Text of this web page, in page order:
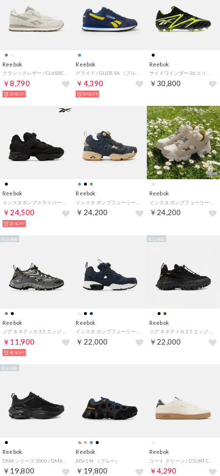
Reebok
￥8,790
33%OFF
Reebok
￥4,390
50%OFF
Reebok
￥30,800
Reebok
￥24,500
25%OFF
Reebok
￥24,200
Reebok
￥24,200
Reebok
￥11,900
雑誌掲載
45%OFF
Reebok
￥22,000
Reebok
￥22,000
雑誌掲載
Reebok
￥19,800
雑誌掲載
Reebok
ATV-19+ （ブルー）
￥19,800
Reebok
コート クリーン / COURT CLEAN SA （チョーク）
￥4,290